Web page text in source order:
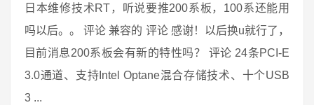
日本维修技术RT，听说要推200系板，100系还能用
吗以后。。 评论 兼容的 评论 感谢！以后换u就行了，
目前消息200系板会有新的特性吗？ 评论 24条PCI-E
3.0通道、支持Intel Optane混合存储技术、十个USB
3 ...